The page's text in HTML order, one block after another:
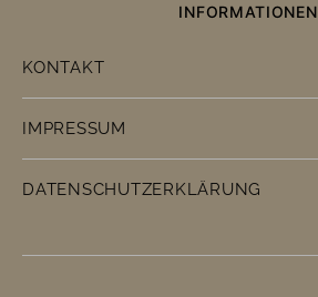
INFORMATIONEN
KONTAKT
IMPRESSUM
DATENSCHUTZERKLÄRUNG